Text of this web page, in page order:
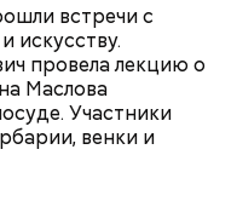
встречи с
искусству.
провела лекцию о
Маслова
Участники
венки и